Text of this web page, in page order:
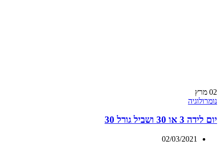
02 מרץ
נומרולוגיה
יום לידה 3 או 30 ושביל גורל 30
02/03/2021